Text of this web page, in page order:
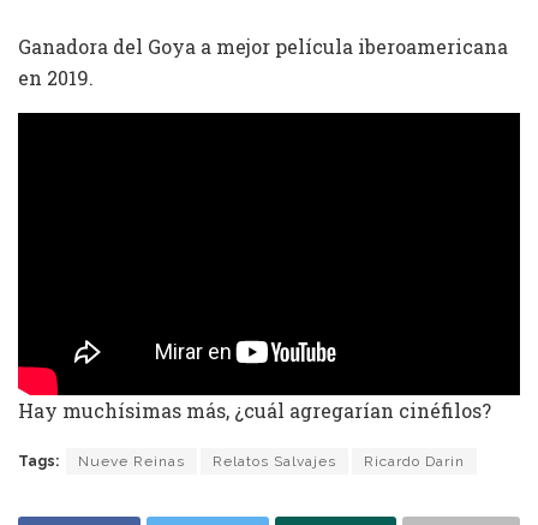
Ganadora del Goya a mejor película iberoamericana
en 2019.
Hay muchísimas más, ¿cuál agregarían cinéfilos?
Tags: Nueve Reinas Relatos Salvajes Ricardo Darin